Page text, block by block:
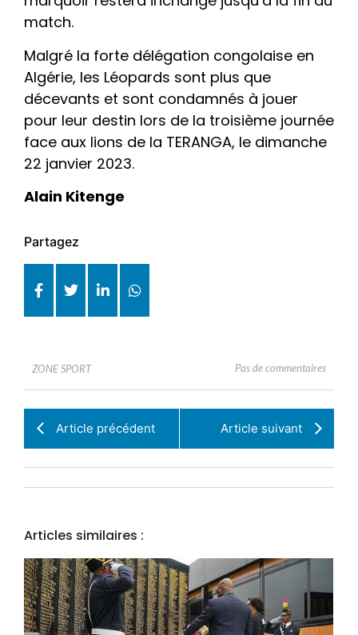
match.
Malgré la forte délégation congolaise en
Algérie, les Léopards sont plus que
décevants et sont condamnés à jouer
pour leur destin lors de la troisième journée
face aux lions de la TERANGA, le dimanche
22 janvier 2023.
Alain Kitenge
Partagez
ZONE SPORT Pas de commentaires
Article précédent Article suivant
Articles similaires :